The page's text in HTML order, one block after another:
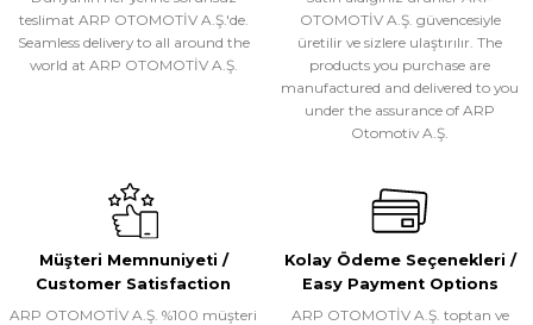
Bu ürüne benzer farklı alternatifler olmalı.
Ürünü İncele
NS006- SUPERSTAR BLACK YAN BASAMAK
WhatsApp ile Sipariş
Ürünü İncele
teslimat ARP OTOMOTİV A.Ş.'de.
Seamless delivery to all around the
world at ARP OTOMOTİV A.Ş.
OTOMOTİV A.Ş. güvencesiyle
üretilir ve sizlere ulaştırılır. The
products you purchase are
manufactured and delivered to you
under the assurance of ARP
Otomotiv A.Ş.
Müşteri Memnuniyeti /
Customer Satisfaction
ARP OTOMOTİV A.Ş. %100 müşteri
Kolay Ödeme Seçenekleri /
Easy Payment Options
ARP OTOMOTİV A.Ş. toptan ve